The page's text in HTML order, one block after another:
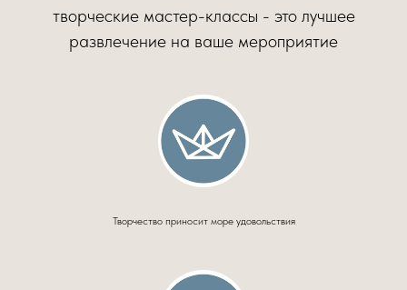
творческие мастер-классы - это лучшее
развлечение на ваше мероприятие
Творчество приносит море удовольствия